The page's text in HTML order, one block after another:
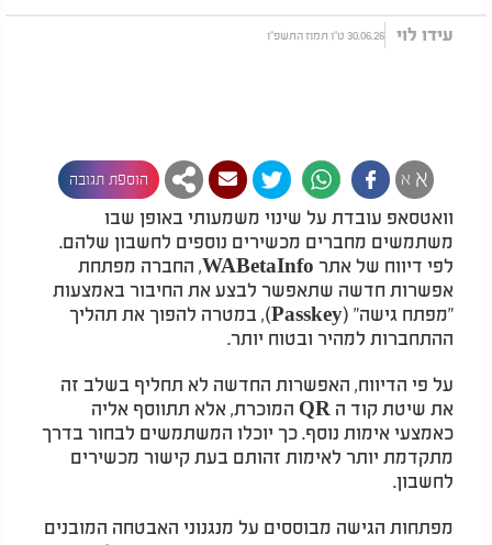
עידו לוי 30.06.26 ט"ו תמוז התשפ"ו
א א הוספת תגובה
וואטסאפ עובדת על שינוי משמעותי באופן שבו
משתמשים מחברים מכשירים נוספים לחשבון שלהם.
לפי דיווח של אתר WABetaInfo, החברה מפתחת
אפשרות חדשה שתאפשר לבצע את החיבור באמצעות
"מפתח גישה" (Passkey), במטרה להפוך את תהליך
ההתחברות למהיר ובטוח יותר.
על פי הדיווח, האפשרות החדשה לא תחליף בשלב זה
את שיטת קוד ה QR המוכרת, אלא תתווסף אליה
כאמצעי אימות נוסף. כך יוכלו המשתמשים לבחור בדרך
מתקדמת יותר לאימות זהותם בעת קישור מכשירים
לחשבון.
מפתחות הגישה מבוססים על מנגנוני האבטחה המובנים